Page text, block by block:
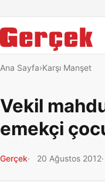
Ana Sayfa Karşı Manşet
Vekil
emekçi
Gerçek 20 Ağustos 2012